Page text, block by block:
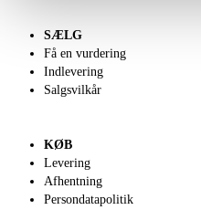
SÆLG
Få en vurdering
Indlevering
Salgsvilkår
KØB
Levering
Afhentning
Persondatapolitik